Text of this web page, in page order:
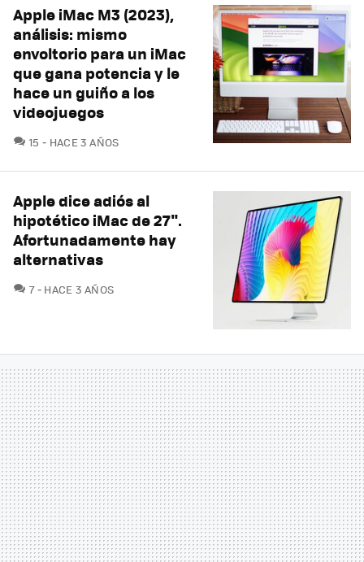
Apple iMac M3 (2023),
análisis: mismo
envoltorio para un iMac
que gana potencia y le
hace un guiño a los
videojuegos
15 COMENTARIOS
HACE 3 AÑOS
Apple dice adiós al
hipotético iMac de 27".
Afortunadamente hay
alternativas
7COMENTARIOS
HACE 3 AÑOS